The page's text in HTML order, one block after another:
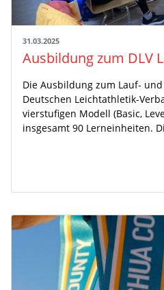
31.03.2025
Die Ausbildung zum Lauf-
Deutschen Leichtathletik-
vierstufigen Modell (Basic,
insgesamt 90 Lerneinheiten.